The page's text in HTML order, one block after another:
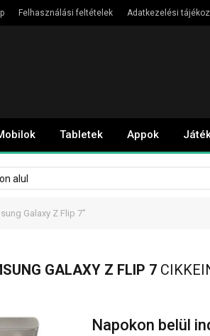
Felhasználási feltételek Adatkezelési
Tabletek Appok
alul
Galaxy Z Flip 7"
GALAXY Z FLIP 7
Napokon belül